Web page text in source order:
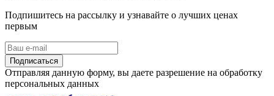
Подпишитесь на рассылку и узнавайте о лучших ценах
первым
Подписаться
Отправляя данную форму, вы даете разрешение на обработку
персональных данных